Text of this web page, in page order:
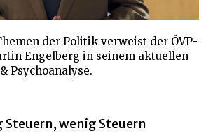
der Politik verweist der ÖVP-
Engelberg in seinem aktuellen
Psychoanalyse.
Steuern, wenig Steuern